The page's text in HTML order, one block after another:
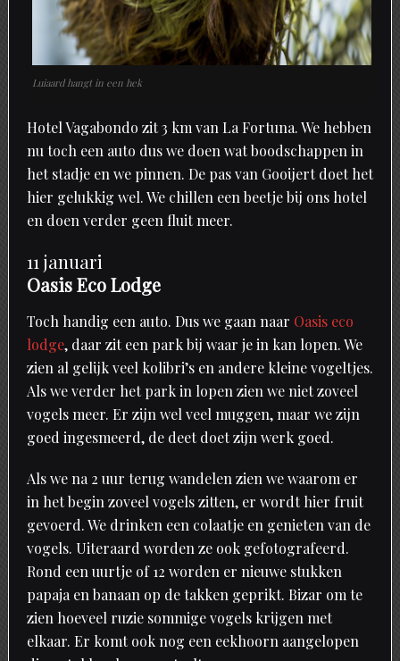
Luiaard hangt in een hek
Hotel Vagabondo zit 3 km van La Fortuna. We hebben
nu toch een auto dus we doen wat boodschappen in
het stadje en we pinnen. De pas van Gooijert doet het
hier gelukkig wel. We chillen een beetje bij ons hotel
en doen verder geen fluit meer.
11 januari
Oasis Eco Lodge
Toch handig een auto. Dus we gaan naar Oasis eco
lodge, daar zit een park bij waar je in kan lopen. We
zien al gelijk veel kolibri’s en andere kleine vogeltjes.
Als we verder het park in lopen zien we niet zoveel
vogels meer. Er zijn wel veel muggen, maar we zijn
goed ingesmeerd, de deet doet zijn werk goed.
Als we na 2 uur terug wandelen zien we waarom er
in het begin zoveel vogels zitten, er wordt hier fruit
gevoerd. We drinken een colaatje en genieten van de
vogels. Uiteraard worden ze ook gefotografeerd.
Rond een uurtje of 12 worden er nieuwe stukken
papaja en banaan op de takken geprikt. Bizar om te
zien hoeveel ruzie sommige vogels krijgen met
elkaar. Er komt ook nog een eekhoorn aangelopen